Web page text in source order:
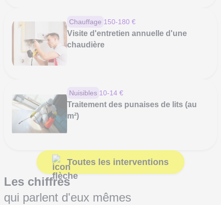
Chauffage 150-180 €
Visite d'entretien annuelle d'une
chaudière
Nuisibles 10-14 €
Traitement des punaises de lits (au
m²)
Toutes les interventions
Les chiffres
qui parlent d'eux mêmes